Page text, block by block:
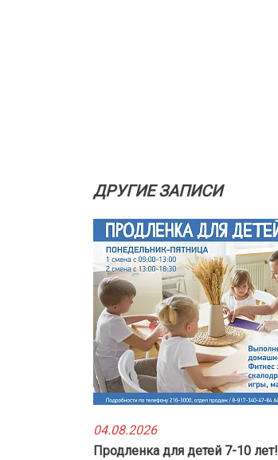
ДРУГИЕ ЗАПИСИ
04.08.2026
Продленка для детей 7-10 лет!